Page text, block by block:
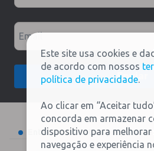
Email
Enviar
Entre em contato e prepare-se
Este site usa cookies e
de acordo com nossos
política de privacidade.
Ao clicar em “Aceitar
concorda em armazenar
dispositivo para melhorar
navegação e experiência